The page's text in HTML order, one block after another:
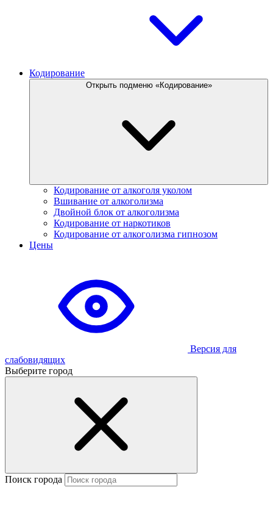
Кодирование
Открыть подменю «Кодирование»
Кодирование от алкоголя уколом
Вшивание от алкоголизма
Двойной блок от алкоголизма
Кодирование от наркотиков
Кодирование от алкоголизма гипнозом
Цены
Версия для
слабовидящих
Выберите город
Поиск города